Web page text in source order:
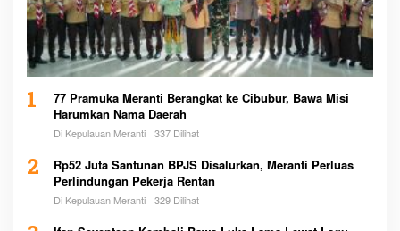
1
77 Pramuka Meranti Berangkat ke Cibubur, Bawa Misi
Harumkan Nama Daerah
Di Kepulauan Meranti 337 Dilihat
2
Rp52 Juta Santunan BPJS Disalurkan, Meranti Perluas
Perlindungan Pekerja Rentan
Di Kepulauan Meranti 329 Dilihat